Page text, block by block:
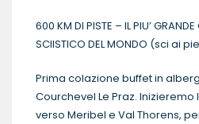
600 KM DI PISTE – IL PIU’
SCIISTICO DEL MONDO (sci ai
Prima colazione buffet in
Courchevel Le Praz.
verso Meribel e Val Thorens,